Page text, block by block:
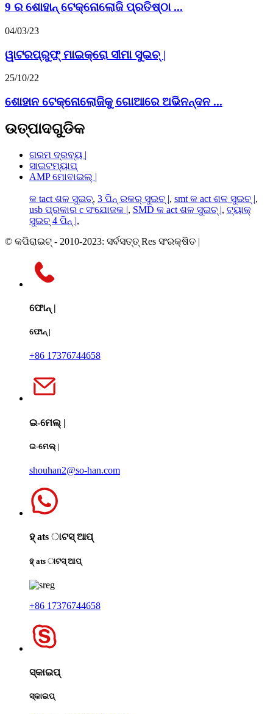
9 ର ଶୋହାନ୍ ଟେକ୍ନୋଲୋଜି ପ୍ରତିଷ୍ଠା ...
04/03/23
ୱାଟରପ୍ରୁଫ୍ ମାଇକ୍ରୋ ସୀମା ସୁଇଚ୍ |
25/10/22
ଶୋହାନ ଟେକ୍ନୋଲୋଜିକୁ ଗୋଆରେ ଅଭିନନ୍ଦନ ...
ଉତ୍ପାଦଗୁଡିକ
ଗରମ ଦ୍ରବ୍ୟ |
ସାଇଟମ୍ୟାପ୍
AMP ମୋବାଇଲ୍ |
କ tact ଶଳ ସୁଇଚ୍, 3 ପିନ୍ ରକର୍ ସୁଇଚ୍ |, smt କ act ଶଳ ସୁଇଚ୍ |,
usb ପ୍ରକାର c ସଂଯୋଜକ |, SMD କ act ଶଳ ସୁଇଚ୍ |, ଟ୍ୟାକ୍
ସୁଇଚ୍ 4 ପିନ୍ |,
© କପିରାଇଟ୍ - 2010-2023: ସର୍ବସତ୍ତ୍ Res ସଂରକ୍ଷିତ |
ଫୋନ୍ |
ଫୋନ୍ |
+86 17376744658
ଇ-ମେଲ୍ |
ଇ-ମେଲ୍ |
shouhan2@so-han.com
ହ୍ ats ାଟସ୍ ଆପ୍
ହ୍ ats ାଟସ୍ ଆପ୍
+86 17376744658
ସ୍କାଇପ୍
ସ୍କାଇପ୍